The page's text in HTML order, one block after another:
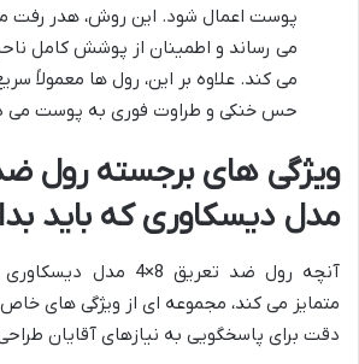
پوست اعمال شود. این روش، هدر رفت
می رساند و اطمینان از پوشش کامل
می کند. علاوه بر این، رول ها معمولاً
حس خنکی و طراوت فوری به پوست می
مدل دیسکاوری که باید
آنچه رول ضد تعریق 8×4
متمایز می کند، مجموعه ای از ویژگی های
دقت برای پاسخگویی به نیازهای آقایان